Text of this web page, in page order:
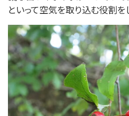
といって空気を取り込む役割を